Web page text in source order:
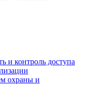
и контроль доступа
охраны и